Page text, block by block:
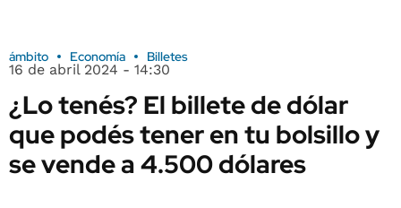
ámbito Economía Billetes
16 de abril 2024 - 14:30
¿Lo tenés? El billete de dólar
que podés tener en tu bolsillo y
se vende a 4.500 dólares